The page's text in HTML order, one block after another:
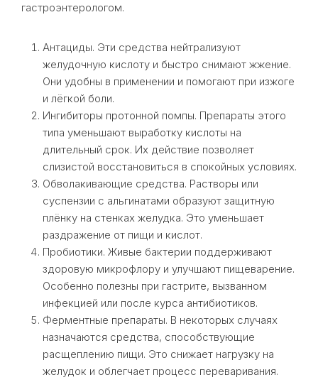
гастроэнтерологом.
Антациды. Эти средства нейтрализуют
желудочную кислоту и быстро снимают жжение.
Они удобны в применении и помогают при изжоге
и лёгкой боли.
Ингибиторы протонной помпы. Препараты этого
типа уменьшают выработку кислоты на
длительный срок. Их действие позволяет
слизистой восстановиться в спокойных условиях.
Обволакивающие средства. Растворы или
суспензии с альгинатами образуют защитную
плёнку на стенках желудка. Это уменьшает
раздражение от пищи и кислот.
Пробиотики. Живые бактерии поддерживают
здоровую микрофлору и улучшают пищеварение.
Особенно полезны при гастрите, вызванном
инфекцией или после курса антибиотиков.
Ферментные препараты. В некоторых случаях
назначаются средства, способствующие
расщеплению пищи. Это снижает нагрузку на
желудок и облегчает процесс переваривания.